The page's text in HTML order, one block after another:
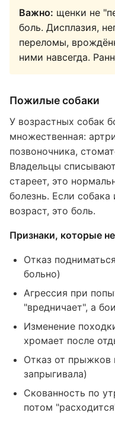
Важно: щенки не
боль. Дисплазия,
переломы,
ними навсегда.
Пожилые собаки
У возрастных собак
множественная:
позвоночника,
Владельцы
стареет, это
болезнь. Если
возраст, это боль.
Признаки, которые
Отказ
больно)
Агрессия при
"вредничает", а
Изменение
хромает после
Отказ от прыжков
запрыгивала)
Скованность по
потом